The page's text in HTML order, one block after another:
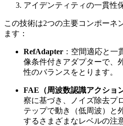
アイデンティティの一貫性
この技術は2つの主要コンポーネ
ます：
RefAdapter ：空間適応と一
像条件付きアダプターで、
性のバランスをとります。
FAE（周波数認識アクショ
察に基づき、ノイズ除去プ
テップで動き（低周波）と
するさまざまなレベルの注